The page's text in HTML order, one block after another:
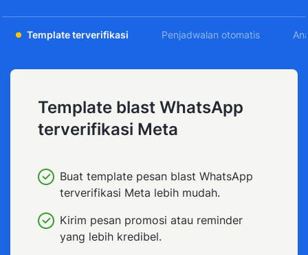
Template terverifikasi Penjadwalan otomatis
Template blast WhatsApp
terverifikasi Meta
Buat template pesan blast WhatsApp
terverifikasi Meta lebih mudah.
Kirim pesan promosi atau reminder
yang lebih kredibel.